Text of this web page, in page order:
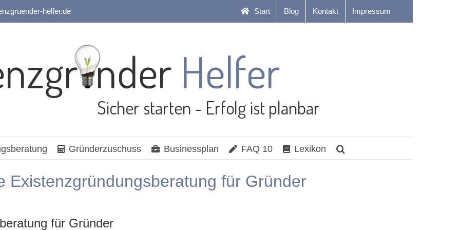
helfer.de Start Blog Kontakt Impressum
Gründerzuschuss Businessplan FAQ 10 Lexikon
Existenzgründungsberatung für Gründer
für Gründer